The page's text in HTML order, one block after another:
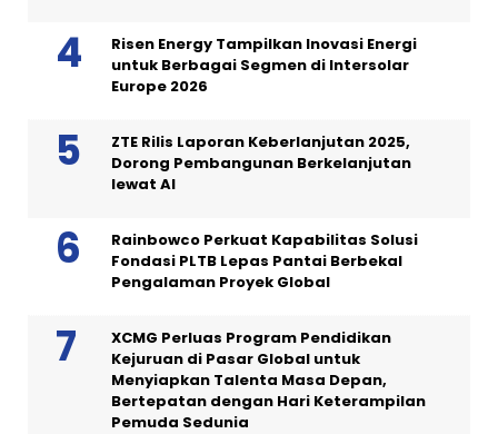
Risen Energy Tampilkan Inovasi Energi
untuk Berbagai Segmen di Intersolar
Europe 2026
ZTE Rilis Laporan Keberlanjutan 2025,
Dorong Pembangunan Berkelanjutan
lewat AI
Rainbowco Perkuat Kapabilitas Solusi
Fondasi PLTB Lepas Pantai Berbekal
Pengalaman Proyek Global
XCMG Perluas Program Pendidikan
Kejuruan di Pasar Global untuk
Menyiapkan Talenta Masa Depan,
Bertepatan dengan Hari Keterampilan
Pemuda Sedunia